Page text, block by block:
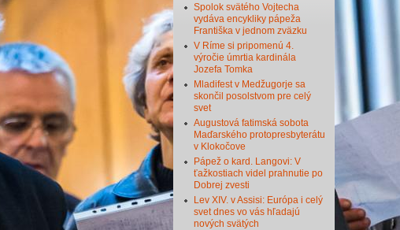
Spolok svätého Vojtecha
vydáva encykliky pápeža
Františka v jednom zväzku
V Ríme si pripomenú 4.
výročie úmrtia kardinála
Jozefa Tomka
Mladifest v Medžugorje sa
skončil posolstvom pre celý
svet
Augustová fatimská sobota
Maďarského protopresbyterátu
v Klokočove
Pápež o kard. Langovi: V
ťažkostiach videl prahnutie po
Dobrej zvesti
Lev XIV. v Assisi: Európa i celý
svet dnes vo vás hľadajú
nových svätých